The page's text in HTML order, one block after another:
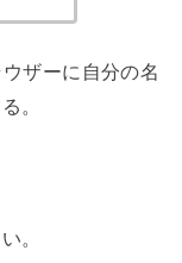
ザーに自分の名
。
。